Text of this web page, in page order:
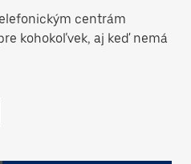
centrám
kohokoľvek, aj keď nemá